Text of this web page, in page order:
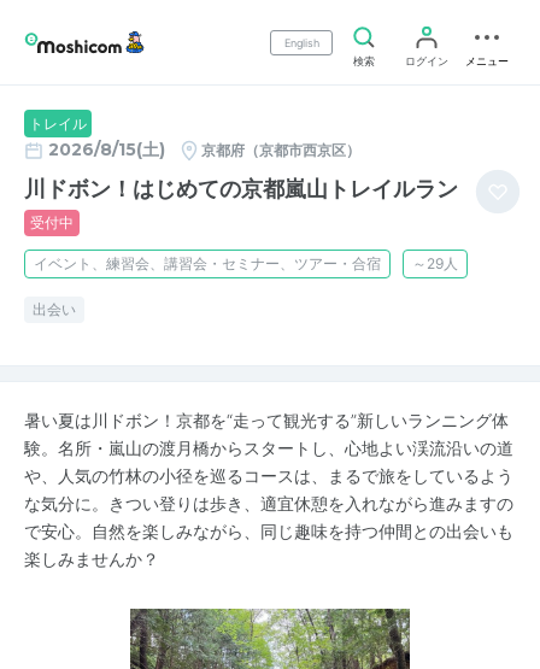
English
検索
ログイン メニュー
トレイル
2026/8/15(土) 京都府（京都市西京区）
川ドボン！はじめての京都嵐山トレイルラン
受付中
イベント、練習会、講習会・セミナー、ツアー・合宿 ～29人
出会い
暑い夏は川ドボン！京都を“走って観光する”新しいランニング体
験。名所・嵐山の渡月橋からスタートし、心地よい渓流沿いの道
や、人気の竹林の小径を巡るコースは、まるで旅をしているよう
な気分に。きつい登りは歩き、適宜休憩を入れながら進みますの
で安心。自然を楽しみながら、同じ趣味を持つ仲間との出会いも
楽しみませんか？